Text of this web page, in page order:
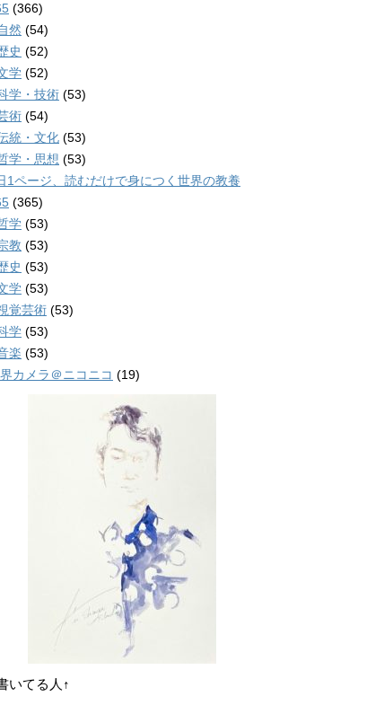
(366)
然 (54)
史 (52)
学 (52)
学・技術 (53)
術 (54)
統・文化 (53)
学・思想 (53)
1ページ、読むだけで身につく世界の教養
(365)
学 (53)
教 (53)
史 (53)
学 (53)
覚芸術 (53)
学 (53)
楽 (53)
カメラ＠ニコニコ (19)
いてる人↑